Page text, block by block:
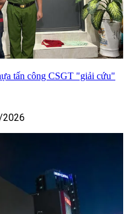
tấn công CSGT "giải cứu"